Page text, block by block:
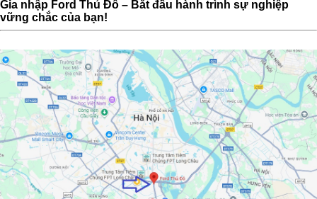
Gia nhập Ford Thủ Đô – Bắt đầu hành trình sự nghiệp
vững chắc của bạn!